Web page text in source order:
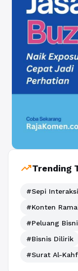
trending_upTrending
#Sepi Interaksi
#Konten
#Peluang
#Bisnis Dilirik
#Surat Al-